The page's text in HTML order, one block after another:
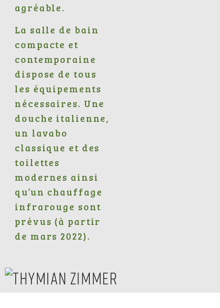
agréable.
La salle de bain
compacte et
contemporaine
dispose de tous
les équipements
nécessaires. Une
douche italienne,
un lavabo
classique et des
toilettes
modernes ainsi
qu’un chauffage
infrarouge sont
prévus (à partir
de mars 2022).